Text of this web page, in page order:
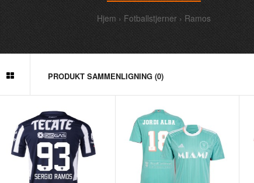
Hjem Fotballstjerner Ramos
PRODUKT SAMMENLIGNING (0)